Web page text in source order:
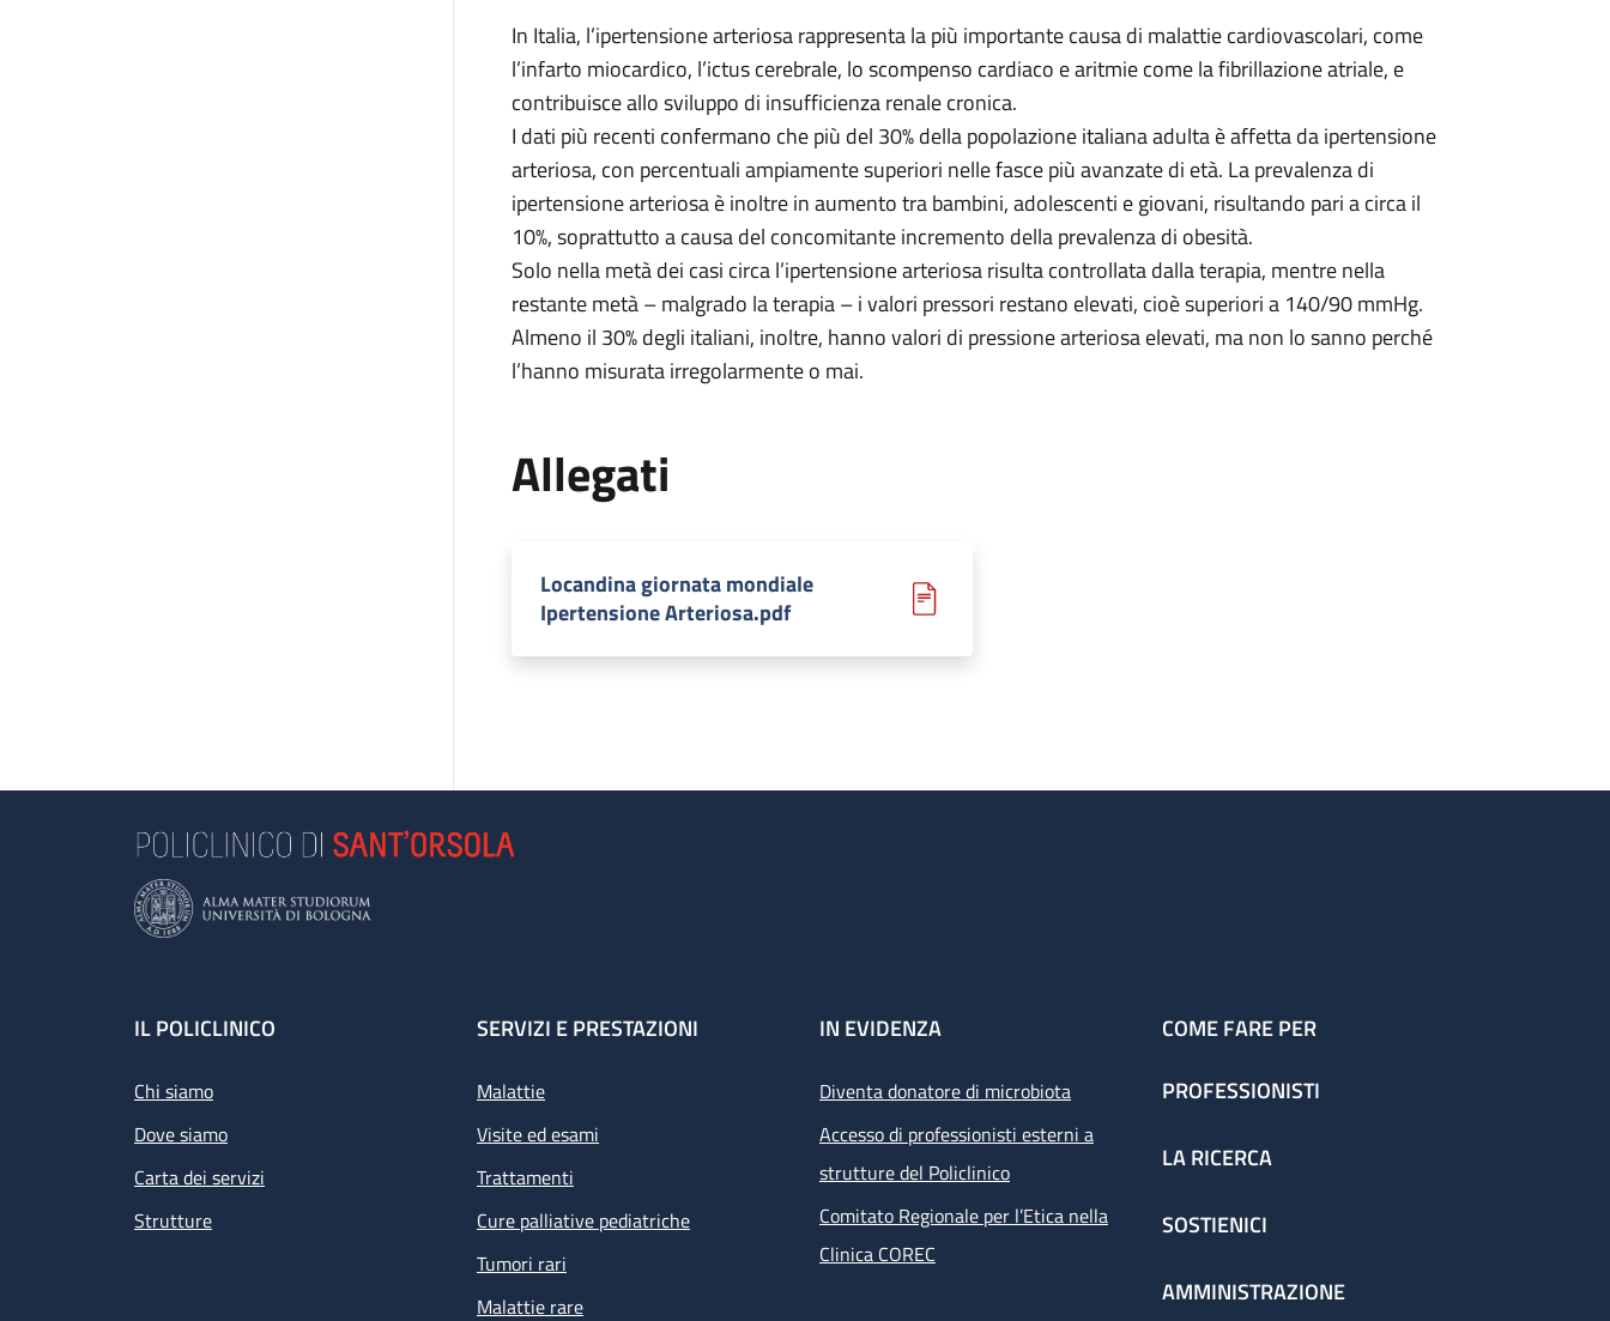
In Italia, l’ipertensione arteriosa rappresenta la più importante causa di malattie cardiovascolari, come
l’infarto miocardico, l’ictus cerebrale, lo scompenso cardiaco e aritmie come la fibrillazione atriale, e
contribuisce allo sviluppo di insufficienza renale cronica.
I dati più recenti confermano che più del 30% della popolazione italiana adulta è affetta da ipertensione
arteriosa, con percentuali ampiamente superiori nelle fasce più avanzate di età. La prevalenza di
ipertensione arteriosa è inoltre in aumento tra bambini, adolescenti e giovani, risultando pari a circa il
10%, soprattutto a causa del concomitante incremento della prevalenza di obesità.
Solo nella metà dei casi circa l’ipertensione arteriosa risulta controllata dalla terapia, mentre nella
restante metà – malgrado la terapia – i valori pressori restano elevati, cioè superiori a 140/90 mmHg.
Almeno il 30% degli italiani, inoltre, hanno valori di pressione arteriosa elevati, ma non lo sanno perché
l’hanno misurata irregolarmente o mai.
Allegati
Locandina giornata mondiale
Ipertensione Arteriosa.pdf
Footer
IL POLICLINICO
Chi siamo
Dove siamo
Carta dei servizi
Strutture
SERVIZI E PRESTAZIONI
Malattie
Visite ed esami
Trattamenti
Cure palliative pediatriche
Tumori rari
Malattie rare
IN EVIDENZA
Diventa donatore di microbiota
Accesso di professionisti esterni a
strutture del Policlinico
Comitato Regionale per l’Etica nella
Clinica COREC
COME FARE PER
PROFESSIONISTI
LA RICERCA
SOSTIENICI
AMMINISTRAZIONE